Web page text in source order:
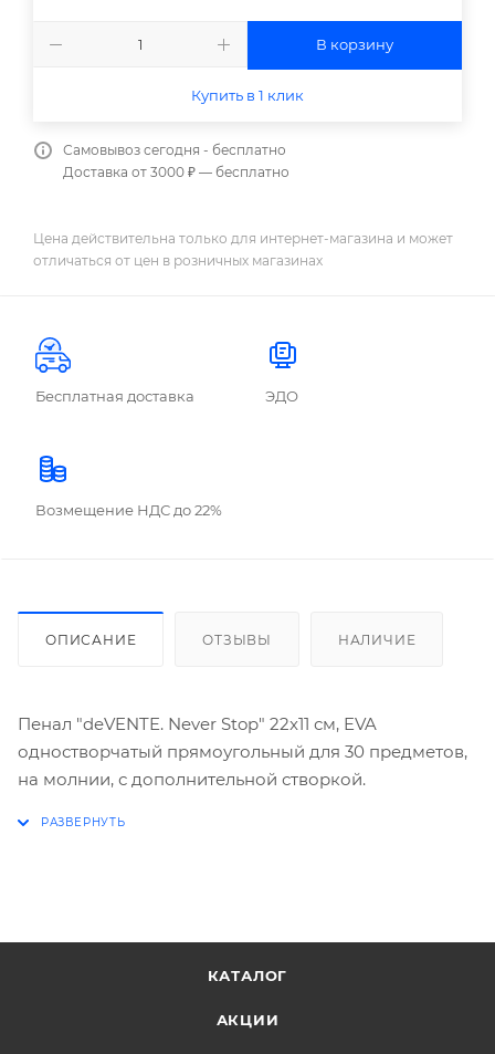
В корзину
Купить в 1 клик
Самовывоз сегодня - бесплатно
Доставка от 3000 ₽ — бесплатно
Цена действительна только для интернет-магазина и может
отличаться от цен в розничных магазинах
Бесплатная доставка ЭДО
Возмещение НДС до 22%
ОПИСАНИЕ ОТЗЫВЫ НАЛИЧИЕ
Пенал "deVENTE. Never Stop" 22x11 см, EVA
одностворчатый прямоугольный для 30 предметов,
на молнии, с дополнительной створкой.
КАТАЛОГ
АКЦИИ